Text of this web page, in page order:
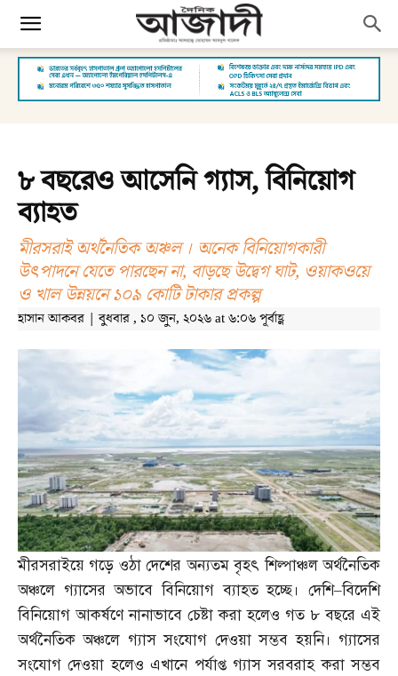
৮ বছরেও আসেনি গ্যাস, বিনিয়োগ
ব্যাহত
মীরসরাই অর্থনৈতিক অঞ্চল । অনেক বিনিয়োগকারী
উৎপাদনে যেতে পারছেন না, বাড়ছে উদ্বেগ ঘাট, ওয়াকওয়ে
ও খাল উন্নয়নে ১০৯ কোটি টাকার প্রকল্প
হাসান আকবর | বুধবার , ১০ জুন, ২০২৬ at ৬:০৬ পূর্বাহ্ণ
মীরসরাইয়ে গড়ে ওঠা দেশের অন্যতম বৃহৎ শিল্পাঞ্চল অর্থনৈতিক
অঞ্চলে গ্যাসের অভাবে বিনিয়োগ ব্যাহত হচ্ছে। দেশি–বিদেশি
বিনিয়োগ আকর্ষণে নানাভাবে চেষ্টা করা হলেও গত ৮ বছরে এই
অর্থনৈতিক অঞ্চলে গ্যাস সংযোগ দেওয়া সম্ভব হয়নি। গ্যাসের
সংযোগ দেওয়া হলেও এখানে পর্যাপ্ত গ্যাস সরবরাহ করা সম্ভব